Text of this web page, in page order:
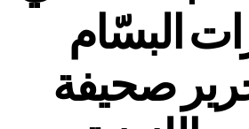
البسّام
صحيفة